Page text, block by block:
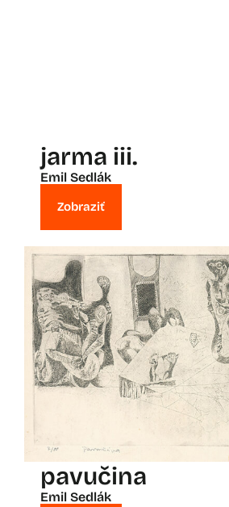
jarma iii.
Emil Sedlák
Zobraziť
pavučina
Emil Sedlák